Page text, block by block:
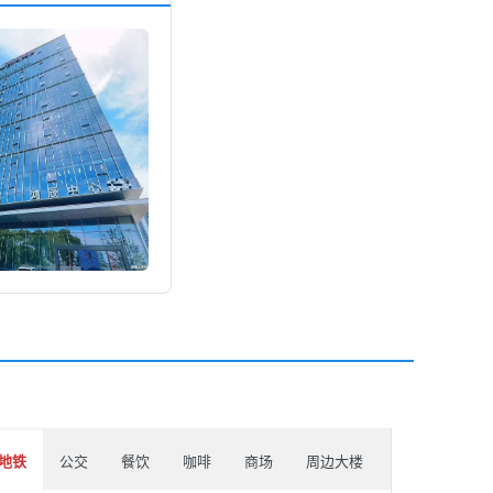
铁 公交 餐饮 咖啡 商场 周边大楼